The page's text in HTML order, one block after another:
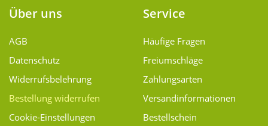
Über uns
AGB
Datenschutz
Widerrufsbelehrung
Bestellung widerrufen
Cookie-Einstellungen
Service
Häufige Fragen
Freiumschläge
Zahlungsarten
Versand­informationen
Bestellschein